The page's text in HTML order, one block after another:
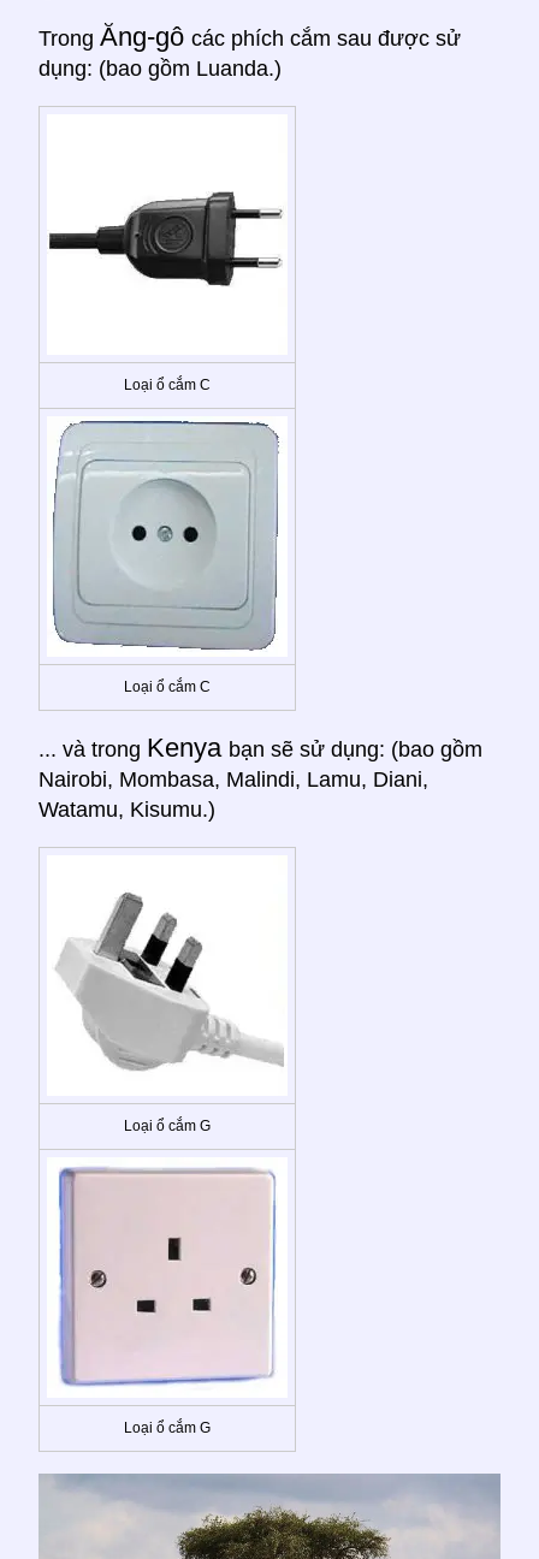
Trong Ăng-gô các phích cắm sau được sử
dụng: (bao gồm Luanda.)
Loại ổ cắm C
Loại ổ cắm C
... và trong Kenya bạn sẽ sử dụng: (bao gồm
Nairobi, Mombasa, Malindi, Lamu, Diani,
Watamu, Kisumu.)
Loại ổ cắm G
Loại ổ cắm G